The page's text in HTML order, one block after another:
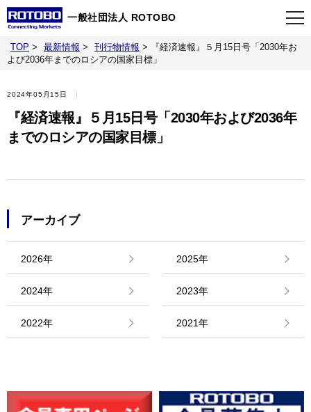
一般社団法人 ROTOBO
TOP
最新情報
当会について
刊行物
情報館
TOP > 最新情報 > 刊行物情報 >
『経済速報』５月15日号「2030年お
よび2036年までのロシアの国家目標」
2024年05月15日
『経済速報』５月15日号「2030年および2036年
までのロシアの国家目標」
アーカイブ
2026年 2025年
2024年 2023年
2022年 2021年